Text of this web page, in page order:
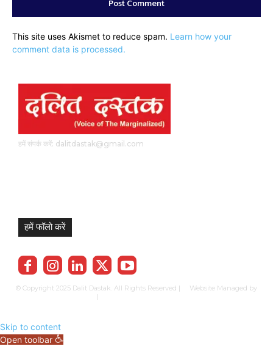
This site uses Akismet to reduce spam. Learn how your
comment data is processed.
हमें संपर्क करें: dalitdastak@gmail.com
हमें फॉलो करें
© Copyright 2025 Dalit Dastak. All Rights Reserved | Website Managed by
|
Skip to content
Open toolbar